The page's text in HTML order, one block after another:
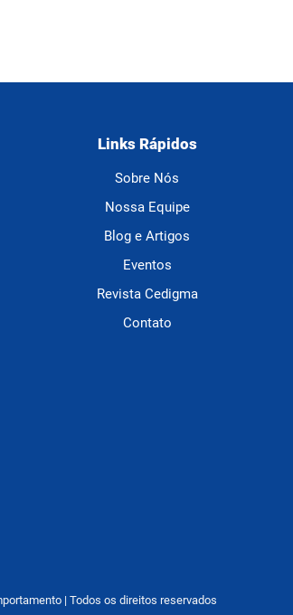
Links Rápidos
Sobre Nós
Nossa Equipe
Blog e Artigos
Eventos
Revista Cedigma
Contato
| Todos os direitos reservados